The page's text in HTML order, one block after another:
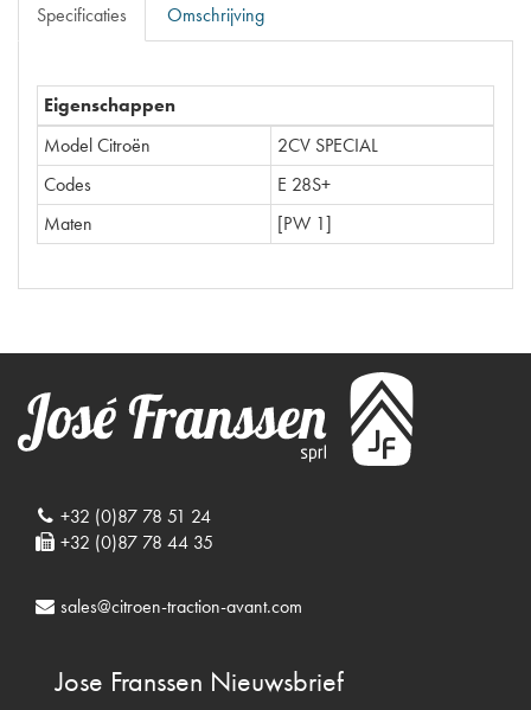
Specificaties Omschrijving
Eigenschappen
Model Citroën
2CV SPECIAL
Codes
E 28S+
Maten
[PW 1]
+32 (0)87 78 51 24
+32 (0)87 78 44 35
sales@citroen-traction-avant.com
Jose Franssen Nieuwsbrief